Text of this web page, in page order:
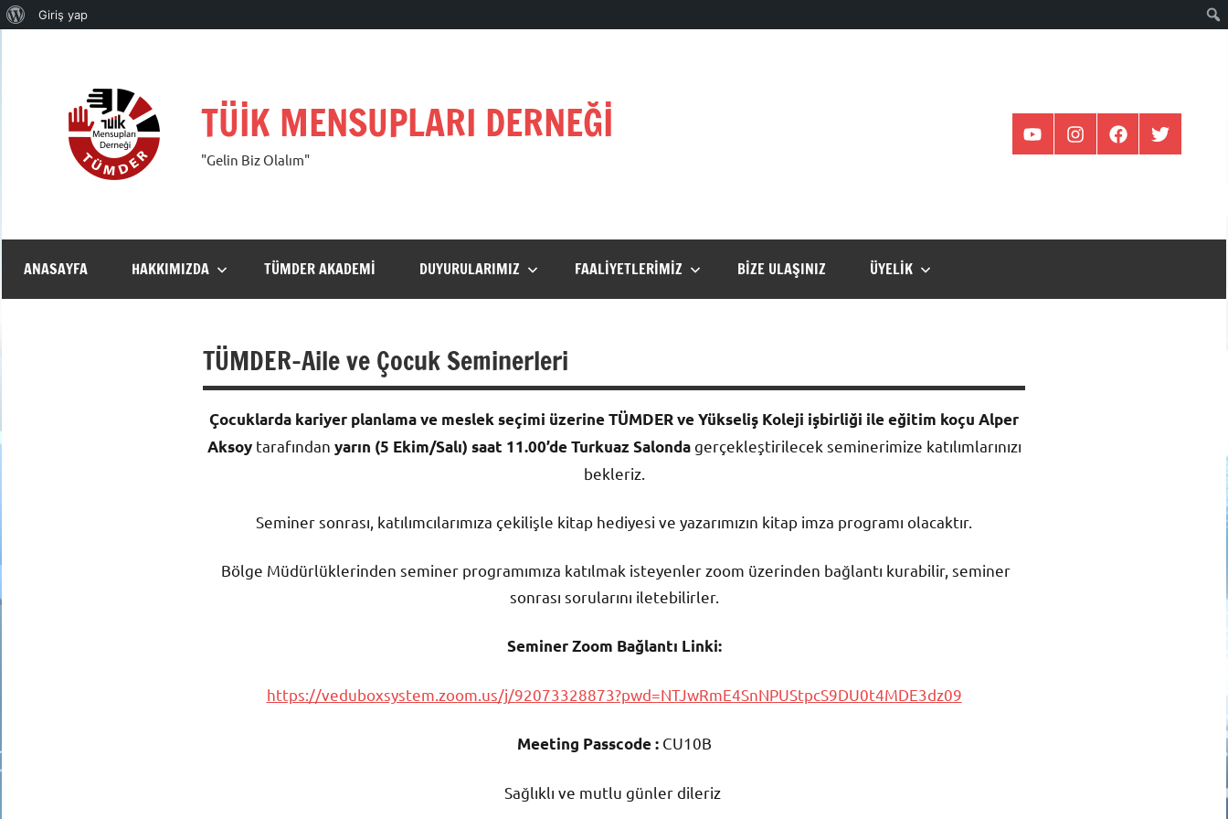
WordPress
Giriş yap
TÜİK MENSUPLARI DERNEĞİ
"Gelin Biz Olalım"
YOUTUBEİNSTAGRAMFACEBOOKTWİTTER
ANASAYFA HAKKIMIZDA TÜMDER AKADEMI DUYURULARIMIZ FAALIYETLERIMIZ BIZE ULAŞINIZ ÜYELIK
TÜMDER-Aile ve Çocuk Seminerleri
Çocuklarda kariyer planlama ve meslek seçimi üzerine TÜMDER ve Yükseliş Koleji işbirliği ile eğitim koçu Alper
Aksoy tarafından yarın (5 Ekim/Salı) saat 11.00’de Turkuaz Salondagerçekleştirilecek seminerimize katılımlarınızı
bekleriz.
Seminer sonrası, katılımcılarımıza çekilişle kitap hediyesi ve yazarımızın kitap imza programı olacaktır.
Bölge Müdürlüklerinden seminer programımıza katılmak isteyenler zoom üzerinden bağlantı kurabilir, seminer
sonrası sorularını iletebilirler.
Seminer Zoom Bağlantı Linki:
https://veduboxsystem.zoom.us/j/92073328873?pwd=NTJwRmE4SnNPUStpcS9DU0t4MDE3dz09
Meeting Passcode :CU10B
Sağlıklı ve mutlu günler dileriz